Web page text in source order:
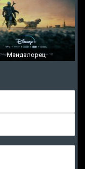
Мандалорец